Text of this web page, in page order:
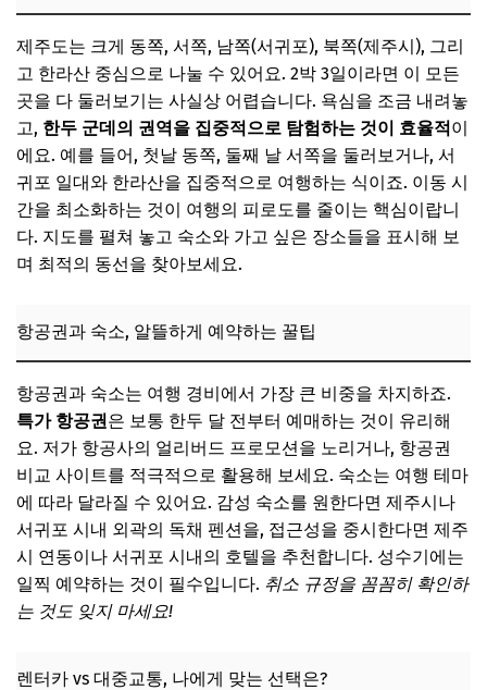
함께라 더 즐거워: 커플/가족/우정 여행 맞춤 코스
📌 지금 뜨는 꿀정보! 놓치지 마세요
추가할인 코드 WRVE6
1일차: 동쪽 해안 드라이브 & 오름 투어
성산일출봉과 섭지코지의 웅장함
아이와 함께라면: 아쿠아플라넷 제주
제주의 속살을 만나다: 용눈이오름/다랑쉬오름
세화 해변 맛집에서 즐기는 로컬 푸드
추가할인 코드 WRVE6
애월 카페거리의 여유와 감성
협재/금능 해변의 아름다운 에메랄드빛 바다
서귀포 올레시장의 풍성한 먹거리
📌 지금 뜨는 꿀정보! 놓치지 마세요
추가할인 코드 WRVE6
동문시장에서 기념품 쇼핑
제주도는 크게 동쪽, 서쪽, 남쪽(서귀포), 북쪽(제주시), 그리
고 한라산 중심으로 나눌 수 있어요. 2박 3일이라면 이 모든
곳을 다 둘러보기는 사실상 어렵습니다. 욕심을 조금 내려놓
고, 한두 군데의 권역을 집중적으로 탐험하는 것이 효율적이
에요. 예를 들어, 첫날 동쪽, 둘째 날 서쪽을 둘러보거나, 서
귀포 일대와 한라산을 집중적으로 여행하는 식이죠. 이동 시
간을 최소화하는 것이 여행의 피로도를 줄이는 핵심이랍니
다. 지도를 펼쳐 놓고 숙소와 가고 싶은 장소들을 표시해 보
며 최적의 동선을 찾아보세요.
항공권과 숙소, 알뜰하게 예약하는 꿀팁
항공권과 숙소는 여행 경비에서 가장 큰 비중을 차지하죠.
특가 항공권은 보통 한두 달 전부터 예매하는 것이 유리해
요. 저가 항공사의 얼리버드 프로모션을 노리거나, 항공권
비교 사이트를 적극적으로 활용해 보세요. 숙소는 여행 테마
에 따라 달라질 수 있어요. 감성 숙소를 원한다면 제주시나
서귀포 시내 외곽의 독채 펜션을, 접근성을 중시한다면 제주
시 연동이나 서귀포 시내의 호텔을 추천합니다. 성수기에는
일찍 예약하는 것이 필수입니다. 취소 규정을 꼼꼼히 확인하
는 것도 잊지 마세요!
렌터카 vs 대중교통, 나에게 맞는 선택은?